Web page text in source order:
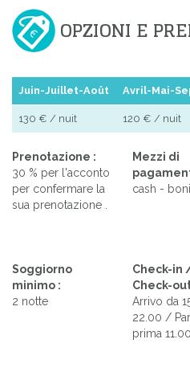
OPZIONI E
Juin-Juillet-Août Avril-Mai-
130 € / nuit 120 € / nuit
Prenotazione :
30 % per l'acconto
per confermare la
sua prenotazione .
Mezzi di
cash -
Soggiorno
minimo :
2 notte
Check-in
Check-
Arrivo da
22.00 /
prima 11.00